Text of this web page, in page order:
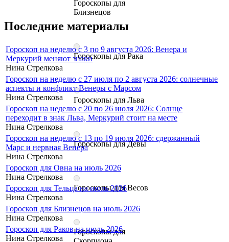
Гороскопы для
Близнецов
Гороскопы для Рака
Гороскопы для Льва
Гороскопы для Девы
Гороскопы для Весов
Гороскопы для
Последние материалы
Гороскоп на неделю с 3 по 9 августа 2026: Венера и
Меркурий меняют знаки
Нина Стрелкова
Гороскоп на неделю с 27 июля по 2 августа 2026: солнечные
аспекты и конфликт Венеры с Марсом
Нина Стрелкова
Гороскоп на неделю с 20 по 26 июля 2026: Солнце
переходит в знак Льва, Меркурий стоит на месте
Нина Стрелкова
Гороскоп на неделю с 13 по 19 июля 2026: сдержанный
Марс и нервная Венера
Нина Стрелкова
Гороскоп для Овна на июль 2026
Нина Стрелкова
Гороскоп для Тельца на июль 2026
Нина Стрелкова
Гороскоп для Близнецов на июль 2026
Нина Стрелкова
Гороскоп для Раков на июль 2026
Нина Стрелкова